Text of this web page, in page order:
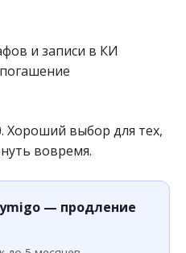
и записи в КИ
Хороший выбор для тех,
вовремя.
— продление